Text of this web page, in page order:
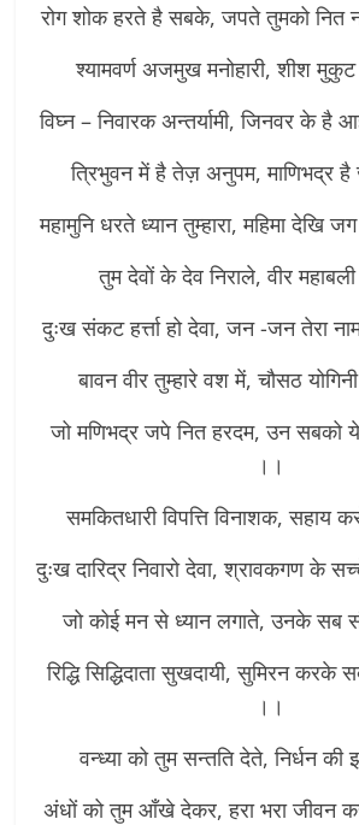
रोग शोक हरते है सबके, जपते तुमको नित
श्यामवर्ण अजमुख मनोहारी, शीश मुकुट
विघ्न – निवारक अन्तर्यामी, जिनवर के है
त्रिभुवन में है तेज़ अनुपम, माणिभद्र है
महामुनि धरते ध्यान तुम्हारा, महिमा देखि
तुम देवों के देव निराले, वीर महाबली
दुःख संकट हर्त्ता हो देवा, जन -जन तेरा
बावन वीर तुम्हारे वश में, चौसठ
जो मणिभद्र जपे नित हरदम, उन सबको
।।
समकितधारी विपत्ति विनाशक, सहाय
दुःख दारिद्र निवारो देवा, श्रावकगण के
जो कोई मन से ध्यान लगाते, उनके सब
रिद्धि सिद्धिदाता सुखदायी, सुमिरन
।।
वन्ध्या को तुम सन्तति देते, निर्धन की
अंधों को तुम आँखे देकर, हरा भरा जीवन